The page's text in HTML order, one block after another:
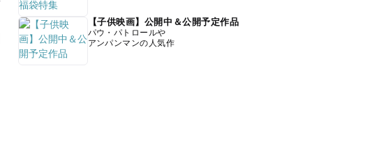
【子供映画】公開中＆公開予定作品
パウ・パトロールや
アンパンマンの人気作